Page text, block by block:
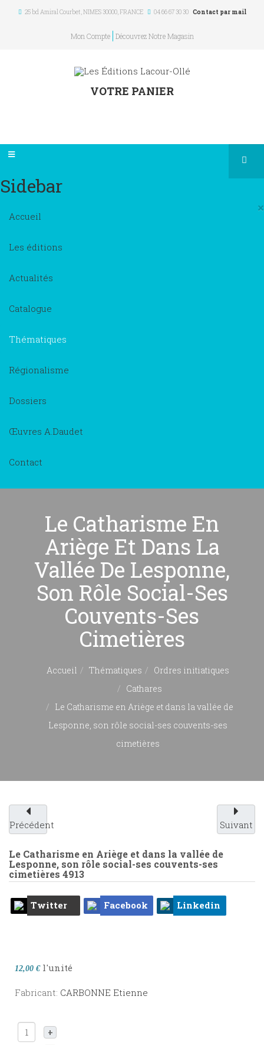
25 bd Amiral Courbet, NIMES 30000,FRANCE 04 66 67 30 30 Contact par mail
Mon Compte Découvrez Notre Magasin
VOTRE PANIER
Sidebar
×
Accueil
Les éditions
Actualités
Catalogue
Thématiques
Régionalisme
Dossiers
Œuvres A.Daudet
Contact
Le Catharisme En
Ariège Et Dans La
Vallée De Lesponne,
Son Rôle Social-Ses
Couvents-Ses
Cimetières
Accueil Thématiques
Ordres initiatiques
Cathares
Le Catharisme en Ariège et dans la vallée de
Lesponne, son rôle social-ses couvents-ses
cimetières
Précédent Suivant
Le Catharisme en Ariège et dans la vallée de
Lesponne, son rôle social-ses couvents-ses
cimetières 4913
Twitter Facebook Linkedin
12,00 € l'unité
Fabricant: CARBONNE Etienne
+